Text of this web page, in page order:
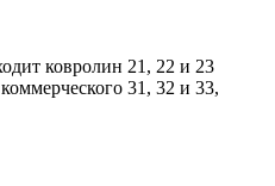
ковролин 21, 22 и 23
31, 32 и 33,